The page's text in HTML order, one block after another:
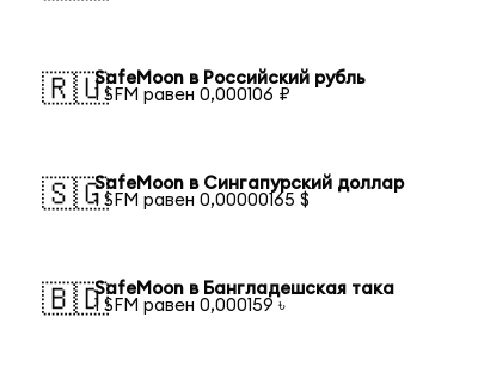
🇷🇺SafeMoon в Российский рубль
1 SFM равен 0,000106 ₽
🇸🇬SafeMoon в Сингапурский доллар
1 SFM равен 0,00000165 $
🇧🇩SafeMoon в Бангладешская така
1 SFM равен 0,000159 ৳